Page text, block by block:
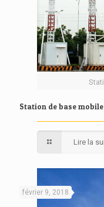
Station de base
Lire la
février 9, 2018